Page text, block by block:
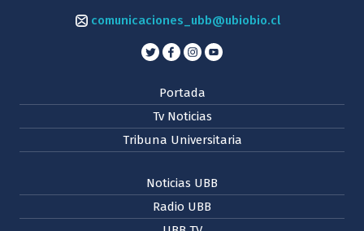
comunicaciones_ubb@ubiobio.cl
Portada
Tv Noticias
Tribuna Universitaria
Noticias UBB
Radio UBB